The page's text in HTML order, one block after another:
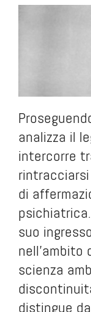
analizza il
intercorre
di
suo
nell’ambito
scienza
distingue